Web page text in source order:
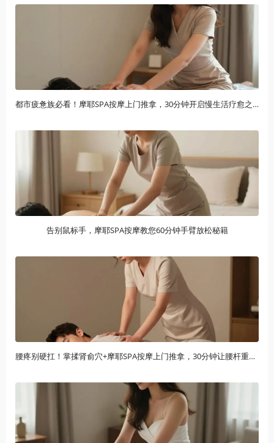
都市疲惫族必看！摩耶SPA按摩上门推拿，30分钟开启慢生活疗愈之旅
告别鼠标手，摩耶SPA按摩教您60分钟手臂放松秘籍
腰疼别硬扛！掌揉肾俞穴+摩耶SPA按摩上门推拿，30分钟让腰杆重获新生